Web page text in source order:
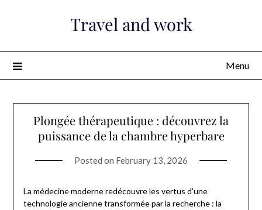
Travel and work
Menu
Plongée thérapeutique : découvrez la
puissance de la chambre hyperbare
Posted on February 13, 2026
La médecine moderne redécouvre les vertus d'une
technologie ancienne transformée par la recherche : la